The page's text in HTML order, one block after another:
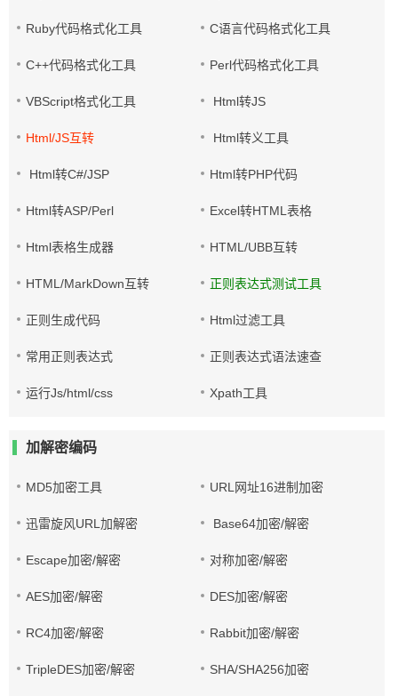
Ruby代码格式化工具 C语言代码格式化工具
C++代码格式化工具 Perl代码格式化工具
VBScript格式化工具 Html转JS
Html/JS互转 Html转义工具
Html转C#/JSP Html转PHP代码
Html转ASP/Perl Excel转HTML表格
Html表格生成器 HTML/UBB互转
HTML/MarkDown互转 正则表达式测试工具
正则生成代码 Html过滤工具
常用正则表达式 正则表达式语法速查
运行Js/html/css Xpath工具
加解密编码
MD5加密工具 URL网址16进制加密
迅雷旋风URL加解密 Base64加密/解密
Escape加密/解密 对称加密/解密
AES加密/解密 DES加密/解密
RC4加密/解密 Rabbit加密/解密
TripleDES加密/解密 SHA/SHA256加密